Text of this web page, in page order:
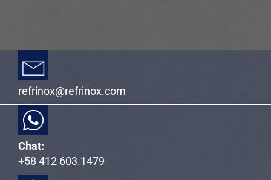
refrinox@refrinox.com
Chat:
+58 412 603.1479